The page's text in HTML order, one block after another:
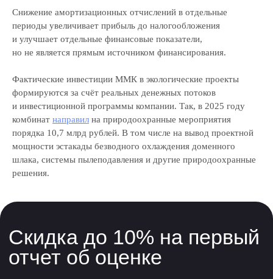
Снижение амортизационных отчислений в отдельные
периоды увеличивает прибыль до налогообложения
и улучшает отдельные финансовые показатели,
но не является прямым источником финансирования.
Фактические инвестиции ММК в экологические проекты
формируются за счёт реальных денежных потоков
и инвестиционной программы компании. Так, в 2025 году
комбинат направил на природоохранные мероприятия
порядка 10,7 млрд рублей. В том числе на вывод проектной
мощности эстакады безводного охлаждения доменного
шлака, системы пылеподавления и другие природоохранные
решения.